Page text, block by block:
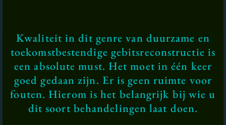
Kwaliteit in dit genre van duurzame en
toekomstbestendige gebitsreconstructie is
een absolute must. Het moet in één keer
goed gedaan zijn. Er is geen ruimte voor
fouten. Hierom is het belangrijk bij wie u
dit soort behandelingen laat doen.